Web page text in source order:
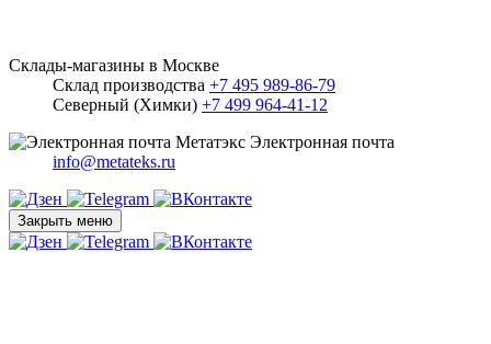
Склады-магазины в Москве
Склад производства +7 495 989-86-79
Северный (Химки) +7 499 964-41-12
Электронная почта
info@metateks.ru
Закрыть меню